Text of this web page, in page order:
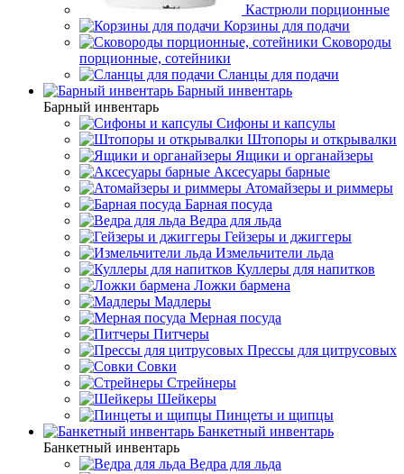
Кастрюли порционные
Корзины для подачи
Сковороды
порционные, сотейники
Сланцы для подачи
Барный инвентарь
Барный инвентарь
Сифоны и капсулы
Штопоры и открывалки
Ящики и органайзеры
Аксесуары барные
Атомайзеры и риммеры
Барная посуда
Ведра для льда
Гейзеры и джиггеры
Измельчители льда
Куллеры для напитков
Ложки бармена
Мадлеры
Мерная посуда
Питчеры
Прессы для цитрусовых
Совки
Стрейнеры
Шейкеры
Пинцеты и щипцы
Банкетный инвентарь
Банкетный инвентарь
Ведра для льда